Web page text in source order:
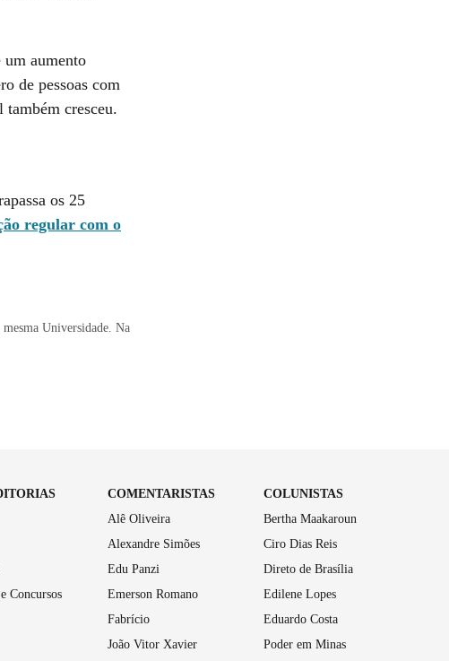
um aumento
de pessoas com
também cresceu.
os 25
regular com o
Universidade. Na
Concursos
COMENTARISTAS
Alê Oliveira
Alexandre Simões
Edu Panzi
Emerson Romano
Fabrício
João Vitor Xavier
COLUNISTAS
Bertha Maakaroun
Ciro Dias Reis
Direto de Brasília
Edilene Lopes
Eduardo Costa
Poder em Minas